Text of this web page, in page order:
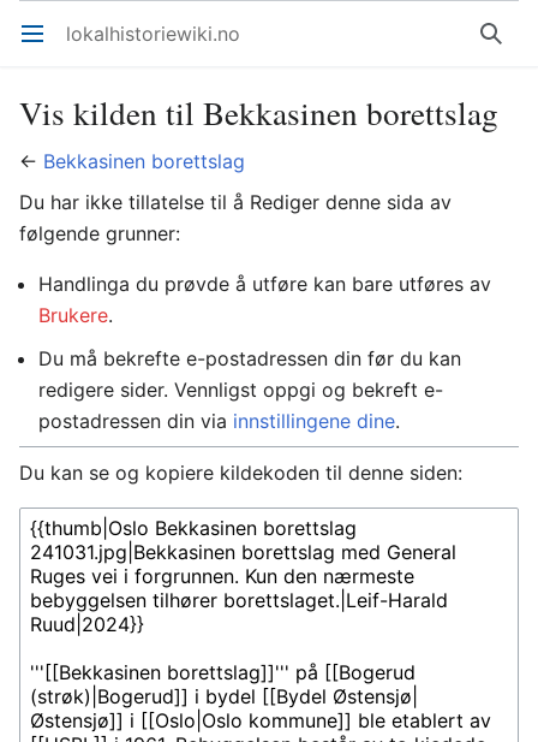
Åpne hovedmenyen lokalhistoriewiki.no Søk
Vis kilden til Bekkasinen borettslag
← Bekkasinen borettslag
Du har ikke tillatelse til å Rediger denne sida av
følgende grunner:
Handlinga du prøvde å utføre kan bare utføres av
Brukere.
Du må bekrefte e-postadressen din før du kan
redigere sider. Vennligst oppgi og bekreft e-
postadressen din via innstillingene dine.
Du kan se og kopiere kildekoden til denne siden: